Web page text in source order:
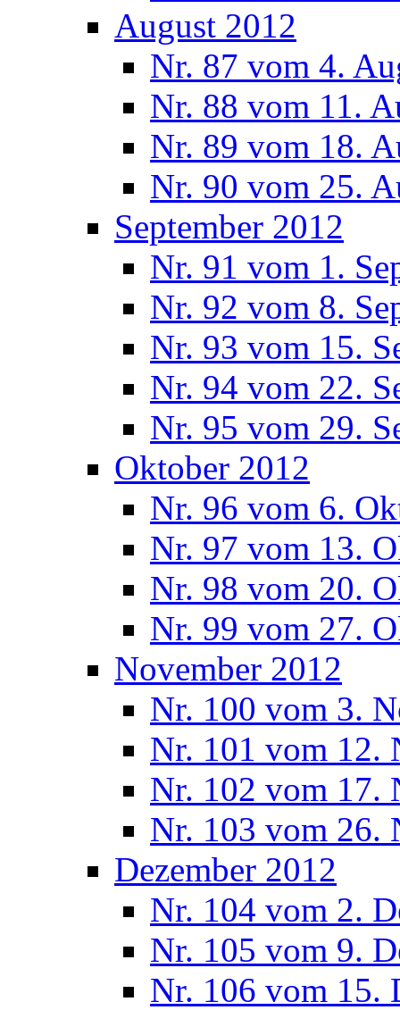
August 2012
Nr. 87 vom 4.
Nr. 88 vom 11.
Nr. 89 vom 18.
Nr. 90 vom 25.
September 2012
Nr. 91 vom 1.
Nr. 92 vom 8.
Nr. 93 vom 15.
Nr. 94 vom 22.
Nr. 95 vom 29.
Oktober 2012
Nr. 96 vom 6.
Nr. 97 vom 13.
Nr. 98 vom 20.
Nr. 99 vom 27.
November 2012
Nr. 100 vom 3.
Nr. 101 vom 12.
Nr. 102 vom 17.
Nr. 103 vom 26.
Dezember 2012
Nr. 104 vom 2.
Nr. 105 vom 9.
Nr. 106 vom 15.